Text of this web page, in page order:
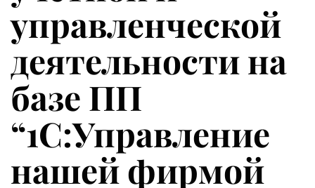
управленческой
деятельности на
базе ПП
“1С:Управление
нашей фирмой